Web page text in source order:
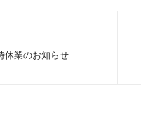
休業のお知らせ